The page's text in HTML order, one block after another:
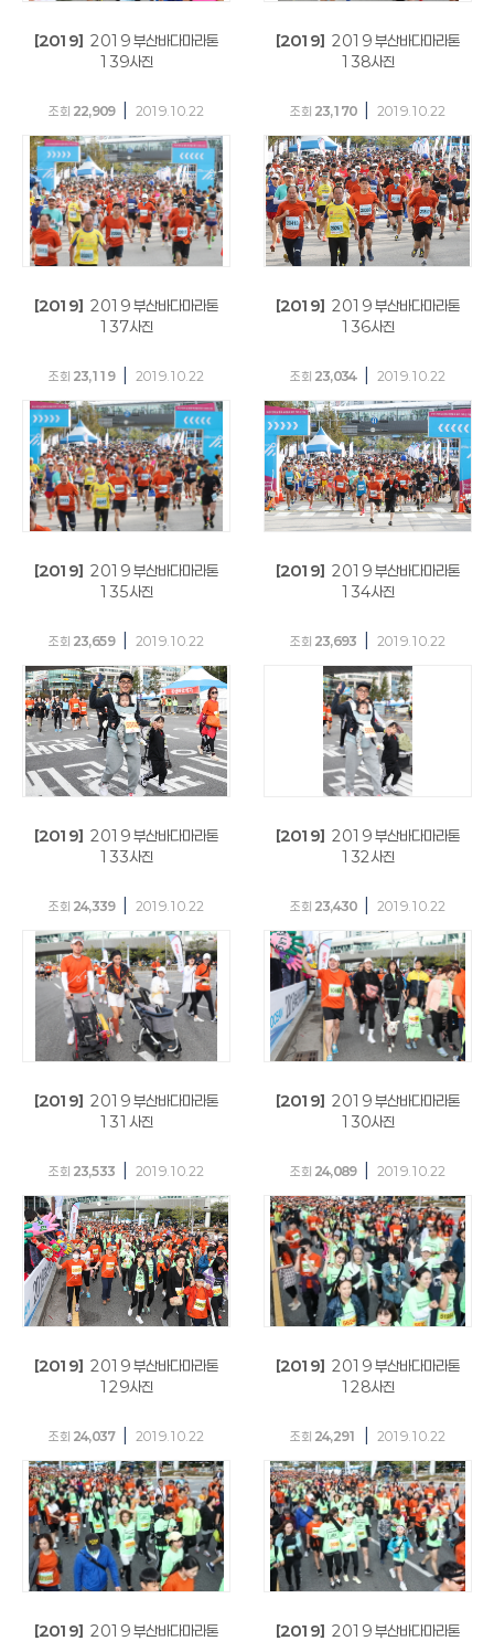
[2019] 2019 부산바다마라톤
139사진
조회 22,909 2019.10.22
[2019] 2019 부산바다마라톤
138사진
조회 23,170 2019.10.22
[2019] 2019 부산바다마라톤
137사진
조회 23,119 2019.10.22
[2019] 2019 부산바다마라톤
136사진
조회 23,034 2019.10.22
[2019] 2019 부산바다마라톤
135사진
조회 23,659 2019.10.22
[2019] 2019 부산바다마라톤
134사진
조회 23,693 2019.10.22
[2019] 2019 부산바다마라톤
133사진
조회 24,339 2019.10.22
[2019] 2019 부산바다마라톤
132사진
조회 23,430 2019.10.22
[2019] 2019 부산바다마라톤
131사진
조회 23,533 2019.10.22
[2019] 2019 부산바다마라톤
130사진
조회 24,089 2019.10.22
[2019] 2019 부산바다마라톤
129사진
조회 24,037 2019.10.22
[2019] 2019 부산바다마라톤
128사진
조회 24,291 2019.10.22
[2019] 2019 부산바다마라톤
[2019] 2019 부산바다마라톤